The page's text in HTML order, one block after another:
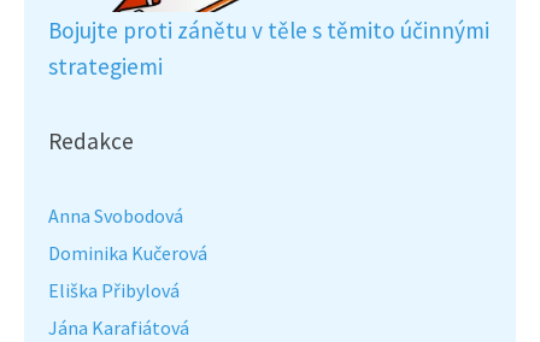
Bojujte proti zánětu v těle s těmito účinnými
strategiemi
Redakce
Anna Svobodová
Dominika Kučerová
Eliška Přibylová
Jána Karafiátová